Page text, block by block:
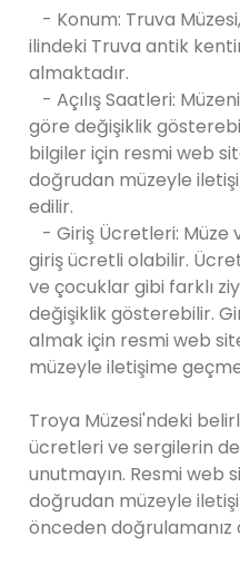
- Konum: Truva
ilindeki Truva antik
almaktadır.
- Açılış Saatleri:
göre değişiklik
bilgiler için resmi web
doğrudan müzeyle
edilir.
- Giriş Ücretleri: Müze
giriş ücretli olabilir.
ve çocuklar gibi farklı
değişiklik gösterebilir.
almak için resmi web
müzeyle iletişime
Troya Müzesi'ndeki
ücretleri ve sergilerin
unutmayın. Resmi web
doğrudan müzeyle
önceden doğrulamanız